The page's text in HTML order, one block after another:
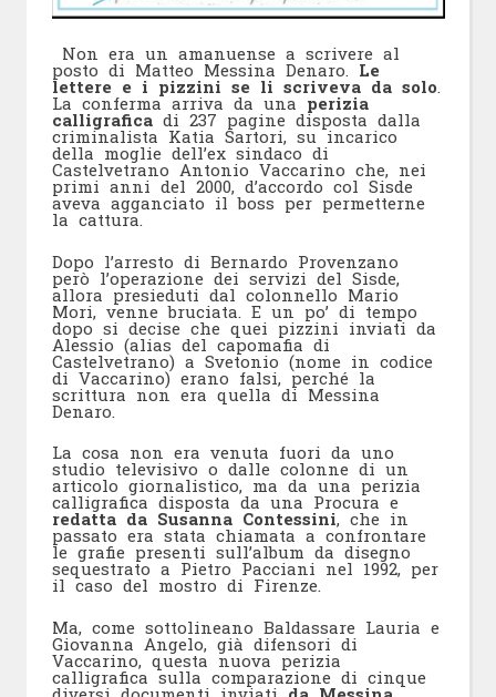
Non era un amanuense a scrivere al
posto di Matteo Messina Denaro. Le
lettere e i pizzini se li scriveva da solo.
La conferma arriva da una perizia
calligraficadi 237 pagine disposta dalla
criminalista Katia Sartori, su incarico
della moglie dell’ex sindaco di
Castelvetrano Antonio Vaccarino che, nei
primi anni del 2000, d’accordo col Sisde
aveva agganciato il boss per permetterne
la cattura.
Dopo l’arresto di Bernardo Provenzano
però l’operazione dei servizi del Sisde,
allora presieduti dal colonnello Mario
Mori, venne bruciata. E un po’ di tempo
dopo si decise che quei pizzini inviati da
Alessio (alias del capomafia di
Castelvetrano) a Svetonio (nome in codice
di Vaccarino) erano falsi, perché la
scrittura non era quella di Messina
Denaro.
La cosa non era venuta fuori da uno
studio televisivo o dalle colonne di un
articolo giornalistico, ma da una perizia
calligrafica disposta da una Procura e
redatta da Susanna Contessini, che in
passato era stata chiamata a confrontare
le grafie presenti sull’album da disegno
sequestrato a Pietro Pacciani nel 1992, per
il caso del mostro di Firenze.
Ma, come sottolineano Baldassare Lauria e
Giovanna Angelo, già difensori di
Vaccarino, questa nuova perizia
calligrafica sulla comparazione di cinque